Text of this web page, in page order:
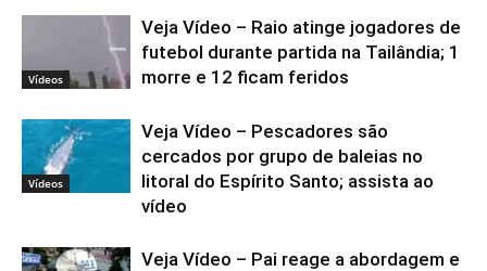
Vídeos
Veja Vídeo – Raio atinge jogadores de
futebol durante partida na Tailândia; 1
morre e 12 ficam feridos
Vídeos
Veja Vídeo – Pescadores são
cercados por grupo de baleias no
litoral do Espírito Santo; assista ao
vídeo
Veja Vídeo – Pai reage a abordagem e